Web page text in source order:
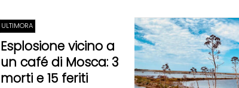
ULTIMORA
Esplosione vicino a
un café di Mosca: 3
morti e 15 feriti